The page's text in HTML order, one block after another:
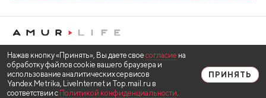
Нажав кнопку «Принять», Вы даете свое согласие на
обработку файлов cookie вашего браузера и
использование аналитических сервисов
Yandex.Metrika, LiveInternet и Top.mail.ru в
соответствии с Политикой конфиденциальности.
ПРИНЯТЬ